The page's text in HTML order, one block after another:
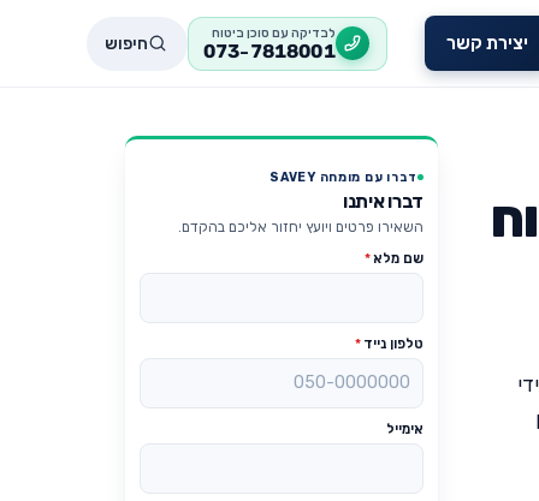
יצירת קשר לבדיקה עם סוכן ביטוח
073-7818001 חיפוש
דברו עם מומחה SAVEY
דברו איתנו
השאירו פרטים ויועץ יחזור אליכם בהקדם.
שם מלא*
טלפון נייד *
אימייל